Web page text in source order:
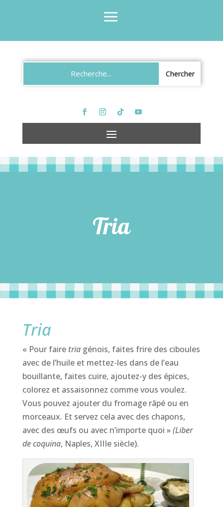
Tria
Tria
« Pour fairetriagénois, faites frire des ciboules
avec de l’huile et mettez-les dans de l’eau
bouillante, faites cuire, ajoutez-y des épices,
colorez et assaisonnez comme vous voulez.
Vous pouvez ajouter du fromage râpé ou en
morceaux. Et servez cela avec des chapons,
avec des œufs ou avec n’importe quoi »(Liber
de coquina, Naples, XIIIe siècle).